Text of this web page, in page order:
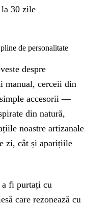
la 30 zile
de personalitate
despre
manual, cerceii din
simple accesorii —
din natură,
noastre artizanale
zi, cât și aparițiile
a fi purtați cu
care rezonează cu